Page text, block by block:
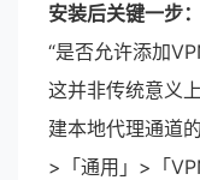
安装后关键一步：
“是否允许添加
这并非传统意义
建本地代理通道
>「通用」>「